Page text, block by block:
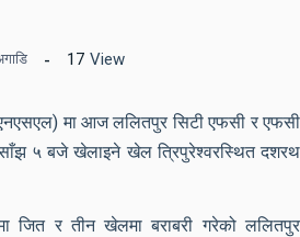
17 View
मा आज ललितपुर सिटी एफसी र एफसी
५ बजे खेलाइने खेल त्रिपुरेश्वरस्थित दशरथ
जित र तीन खेलमा बराबरी गरेको ललितपुर